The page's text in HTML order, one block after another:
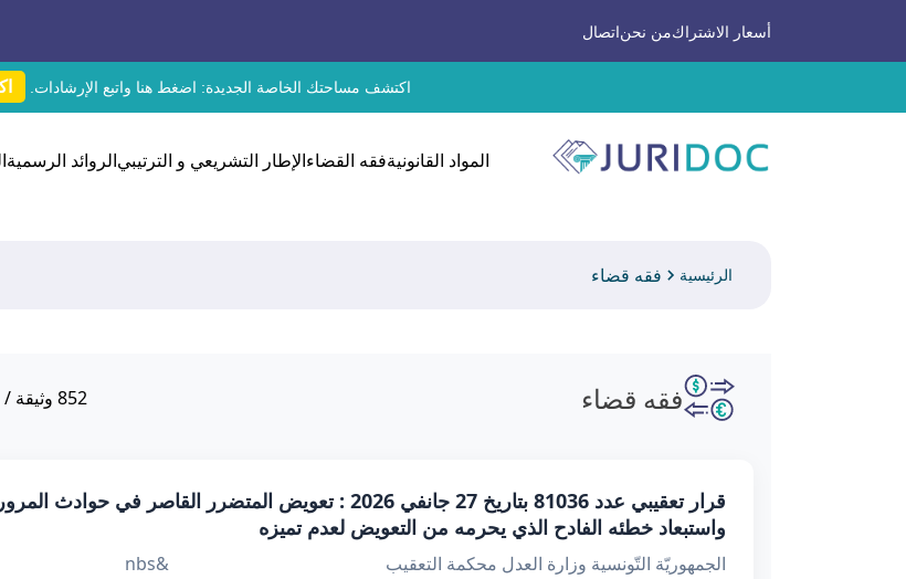
أسعار الاشتراكمن نحناتصال
اكتشف مساحتك الخاصة الجديدة: اضغط هنا واتبع الإرشادات.
المواد القانونيةفقه القضاءالإطار التشريعي و الترتيبيالروائد الرسمية
الرئيسية فقه قضاء
فقه قضاء 852وثيقة /
قرار تعقيبي عدد 81036 بتاريخ 27 جانفي 2026 : تعويض المتضرر القاصر في حوادث المرور
واستبعاد خطئه الفادح الذي يحرمه من التعويض لعدم تميزه
الجمهوريّة التّونسية وزارة العدل محكمة التعقيب &nbs